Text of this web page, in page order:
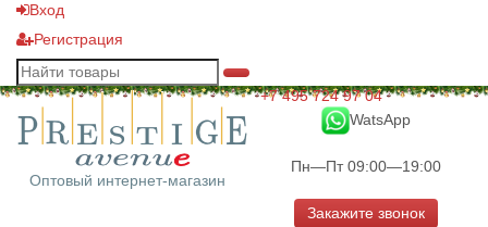
Вход
Регистрация
Оптовый интернет-магазин
+7 495 724 97 04
WatsApp
Пн—Пт 09:00—19:00
Закажите звонок